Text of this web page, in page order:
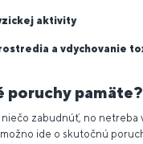
aktivity
a vdychovanie
poruchy pamäte?
zabudnúť, no netreba
ide o skutočnú